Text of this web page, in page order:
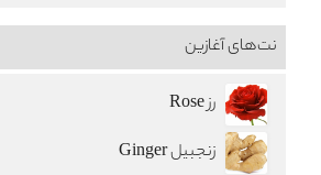
نت‌های آغازین
رز Rose
زنجبیل Ginger